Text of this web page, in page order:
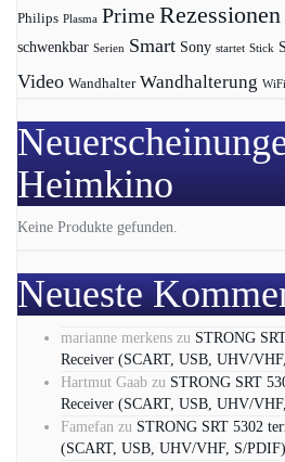
Philips Plasma PrimeRezessionen
schwenkbar Serien Smart Sony startet Stick
Video Wandhalter Wandhalterung WiFi
Heimkino
Keine Produkte gefunden.
Neueste
marianne merkens zu STRONG
Receiver (SCART, USB, UHV/
Hartmut Gaab zu STRONG SRT
Receiver (SCART, USB, UHV/
Famefan zu STRONG SRT 5302
(SCART, USB, UHV/VHF, S/